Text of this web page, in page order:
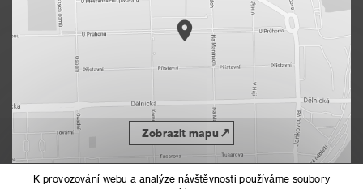
Zobrazit mapu
K provozování webu a analýze návštěvnosti používáme soubory